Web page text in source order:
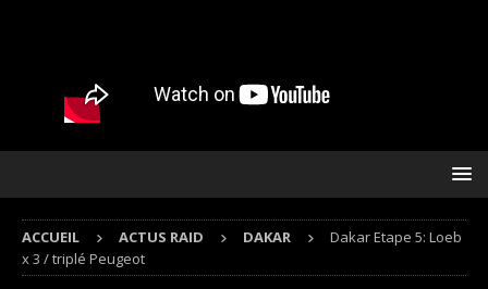
ACCUEIL ACTUS RAID DAKAR
Dakar Etape 5: Loeb
x 3 / triplé Peugeot